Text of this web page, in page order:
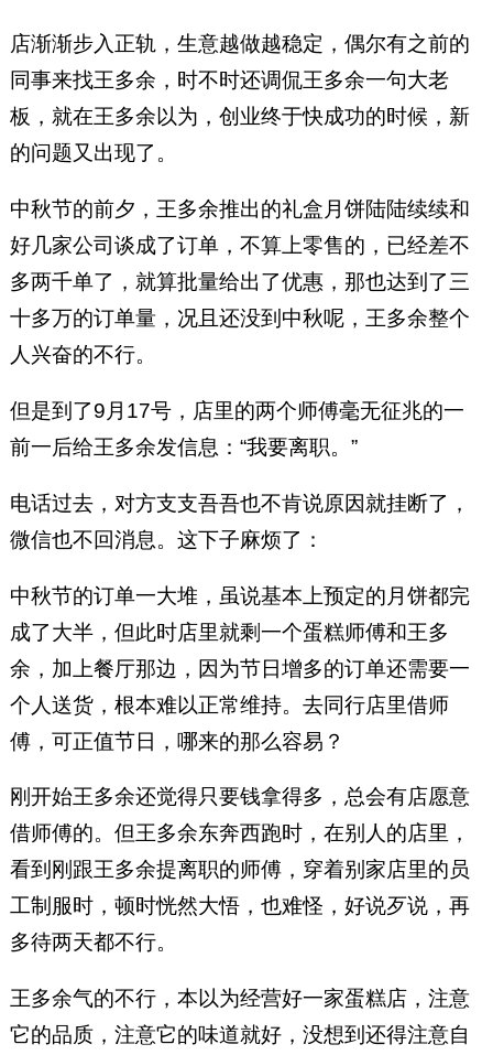
店渐渐步入正轨，生意越做越稳定，偶尔有之前的
同事来找王多余，时不时还调侃王多余一句大老
板，就在王多余以为，创业终于快成功的时候，新
的问题又出现了。
中秋节的前夕，王多余推出的礼盒月饼陆陆续续和
好几家公司谈成了订单，不算上零售的，已经差不
多两千单了，就算批量给出了优惠，那也达到了三
十多万的订单量，况且还没到中秋呢，王多余整个
人兴奋的不行。
但是到了9月17号，店里的两个师傅毫无征兆的一
前一后给王多余发信息：“我要离职。”
电话过去，对方支支吾吾也不肯说原因就挂断了，
微信也不回消息。这下子麻烦了：
中秋节的订单一大堆，虽说基本上预定的月饼都完
成了大半，但此时店里就剩一个蛋糕师傅和王多
余，加上餐厅那边，因为节日增多的订单还需要一
个人送货，根本难以正常维持。去同行店里借师
傅，可正值节日，哪来的那么容易？
刚开始王多余还觉得只要钱拿得多，总会有店愿意
借师傅的。但王多余东奔西跑时，在别人的店里，
看到刚跟王多余提离职的师傅，穿着别家店里的员
工制服时，顿时恍然大悟，也难怪，好说歹说，再
多待两天都不行。
王多余气的不行，本以为经营好一家蛋糕店，注意
它的品质，注意它的味道就好，没想到还得注意自